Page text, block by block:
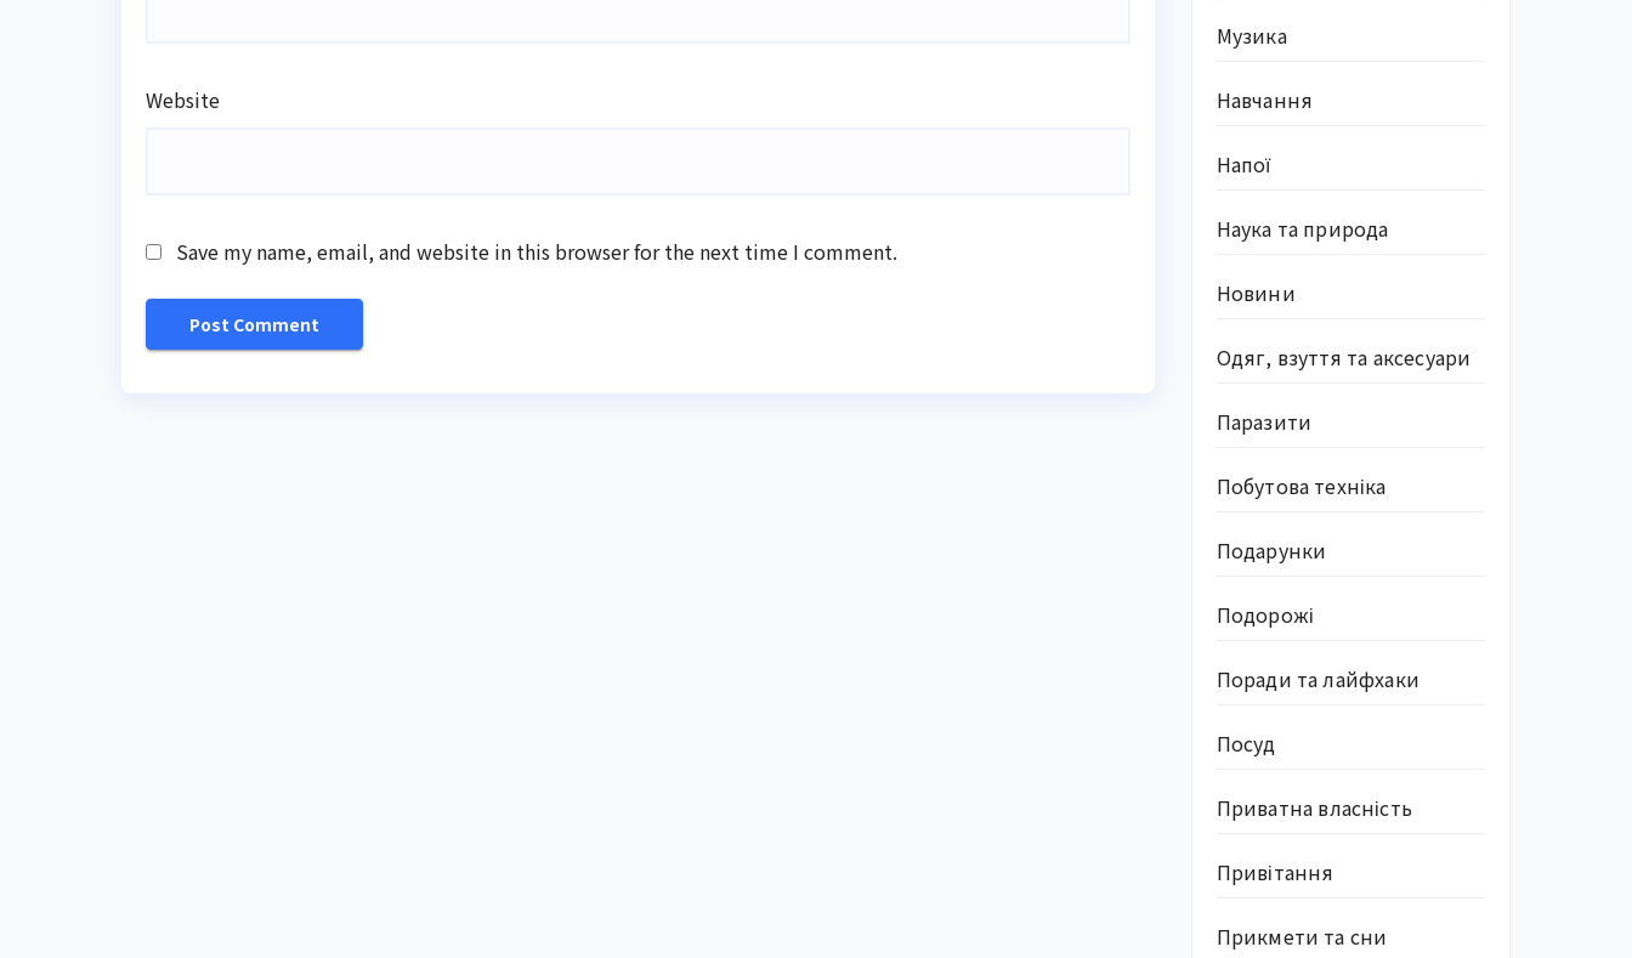
Website
Save my name, email, and website in this browser for the next time I comment.
Музика
Навчання
Напої
Наука та природа
Новини
Одяг, взуття та аксесуари
Паразити
Побутова техніка
Подарунки
Подорожі
Поради та лайфхаки
Посуд
Приватна власність
Привітання
Прикмети та сни